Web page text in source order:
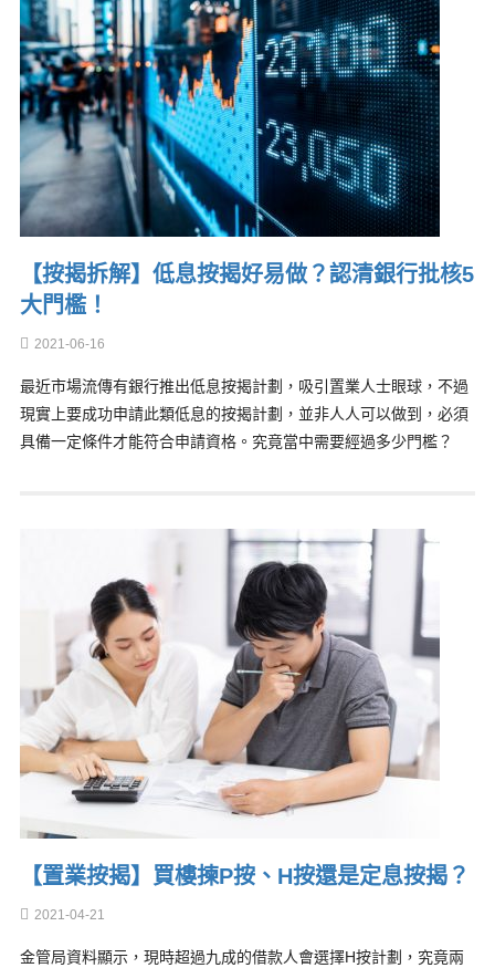
【按揭拆解】低息按揭好易做？認清銀行批核5
大門檻！
2021-06-16
最近市場流傳有銀行推出低息按揭計劃，吸引置業人士眼球，不過
現實上要成功申請此類低息的按揭計劃，並非人人可以做到，必須
具備一定條件才能符合申請資格。究竟當中需要經過多少門檻？
【置業按揭】買樓揀P按、H按還是定息按揭？
2021-04-21
金管局資料顯示，現時超過九成的借款人會選擇H按計劃，究竟兩